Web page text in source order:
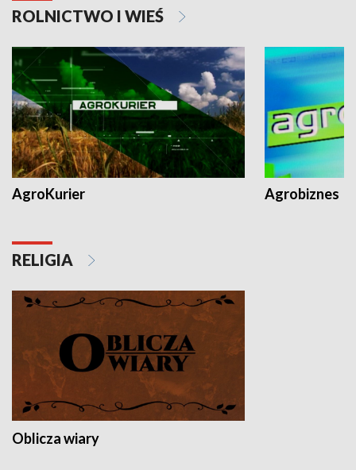
ROLNICTWO I WIEŚ
AgroKurier Agrobiznes
RELIGIA
Oblicza wiary